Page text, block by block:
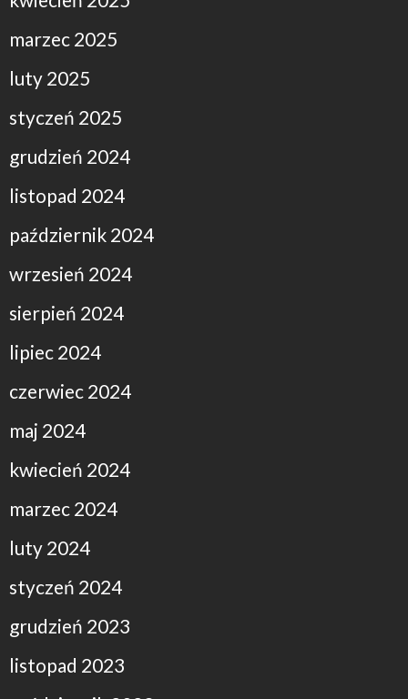
marzec 2025
luty 2025
styczeń 2025
grudzień 2024
listopad 2024
październik 2024
wrzesień 2024
sierpień 2024
lipiec 2024
czerwiec 2024
maj 2024
kwiecień 2024
marzec 2024
luty 2024
styczeń 2024
grudzień 2023
listopad 2023